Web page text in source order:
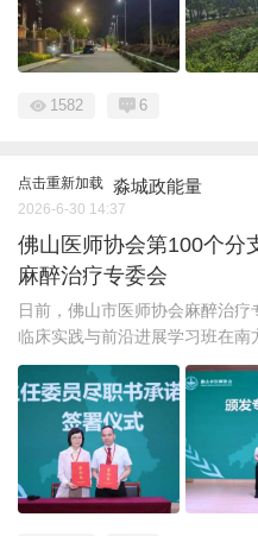
1582 6
点击重新加载 淼城政能量
2026-6-30 14:37
佛山医师协会第100个分
麻醉治疗专委会
日前，佛山市医师协会麻醉治
临床实践与前沿进展学习班在南